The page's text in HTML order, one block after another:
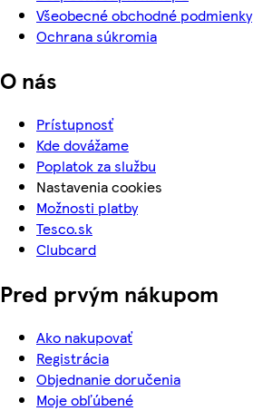
Všeobecné obchodné podmienky
Ochrana súkromia
O nás
Prístupnosť
Kde dovážame
Poplatok za službu
Nastavenia cookies
Možnosti platby
Tesco.sk
Clubcard
Pred prvým nákupom
Ako nakupovať
Registrácia
Objednanie doručenia
Moje obľúbené